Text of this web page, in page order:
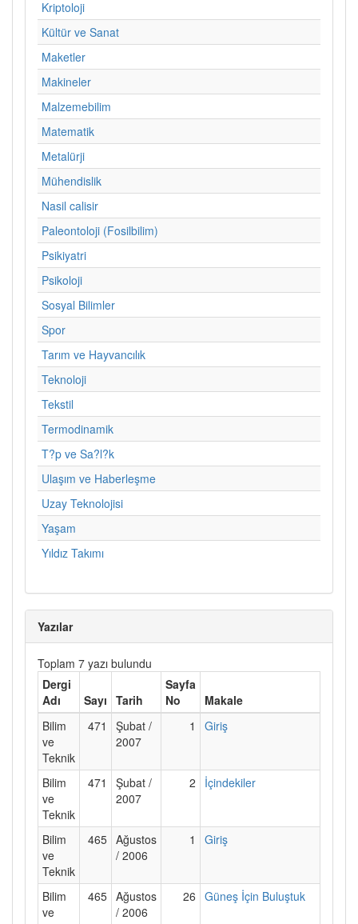
Kriptoloji
Kültür ve Sanat
Maketler
Makineler
Malzemebilim
Matematik
Metalürji
Mühendislik
Nasil calisir
Paleontoloji (Fosilbilim)
Psikiyatri
Psikoloji
Sosyal Bilimler
Spor
Tarım ve Hayvancılık
Teknoloji
Tekstil
Termodinamik
T?p ve Sa?l?k
Ulaşım ve Haberleşme
Uzay Teknolojisi
Yaşam
Yıldız Takımı
Yazılar
Toplam 7 yazı bulundu
Dergi
Adı
Sayı Tarih
Sayfa
No
Makale
Bilim
ve
Teknik
471
Şubat /
2007
1 Giriş
Bilim
ve
Teknik
471
Şubat /
2007
2 İçindekiler
Bilim
ve
Teknik
465 Ağustos
/ 2006
1 Giriş
Bilim
ve
465 Ağustos
/ 2006
26 Güneş İçin Buluştuk